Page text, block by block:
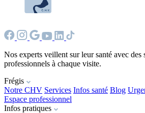
Nos experts veillent sur leur santé avec des
professionnels à chaque visite.
Frégis
Notre CHV Services Infos santé Blog
Espace professionnel
Infos pratiques